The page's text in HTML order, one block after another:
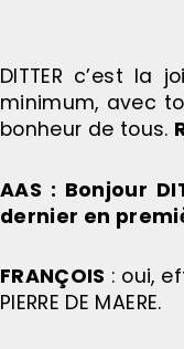
DITTER c’est
minimum, avec
bonheur de tous.
AAS : Bonjour
dernier en
FRANÇOIS : oui,
PIERRE DE MAERE.